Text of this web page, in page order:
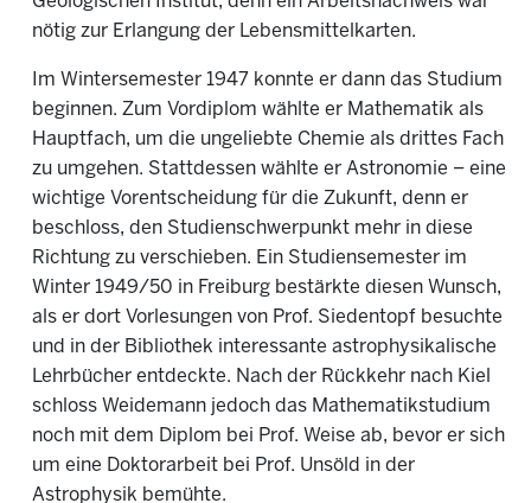
nötig zur Erlangung der Lebensmittelkarten.
Im Wintersemester 1947 konnte er dann das Studium
beginnen. Zum Vordiplom wählte er Mathematik als
Hauptfach, um die ungeliebte Chemie als drittes Fach
zu umgehen. Stattdessen wählte er Astronomie – eine
wichtige Vorentscheidung für die Zukunft, denn er
beschloss, den Studienschwerpunkt mehr in diese
Richtung zu verschieben. Ein Studiensemester im
Winter 1949/50 in Freiburg bestärkte diesen Wunsch,
als er dort Vorlesungen von Prof. Siedentopf besuchte
und in der Bibliothek interessante astrophysikalische
Lehrbücher entdeckte. Nach der Rückkehr nach Kiel
schloss Weidemann jedoch das Mathematikstudium
noch mit dem Diplom bei Prof. Weise ab, bevor er sich
um eine Doktorarbeit bei Prof. Unsöld in der
Astrophysik bemühte.